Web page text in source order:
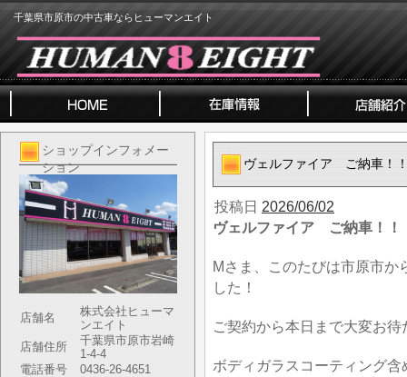
千葉県市原市の中古車ならヒューマンエイト
ショップインフォメー
ション
店舗名
株式会社ヒューマ
ンエイト
店舗住所
千葉県市原市岩崎
1-4-4
電話番号
0436-26-4651
ヴェルファイア ご納車！
投稿日 2026/06/02
ヴェルファイア ご納車！！
Mさま、このたびは市原市か
した！
ご契約から本日まで大変お
ボディガラスコーティング